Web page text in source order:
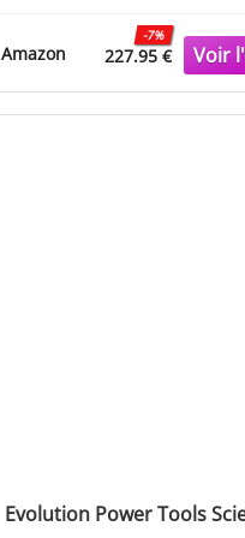
butée parallèle/angle,
démarrage progressif,
scie inclinable, réglage
hauteur jusqu'à 80
Amazon 227.95 €
-7%
Evolution Power Tools